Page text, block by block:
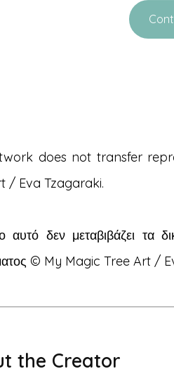
does not transfer
/ Eva Tzagaraki.
αυτό δεν μεταβιβάζει τα
© My Magic Tree Art /
the Creator